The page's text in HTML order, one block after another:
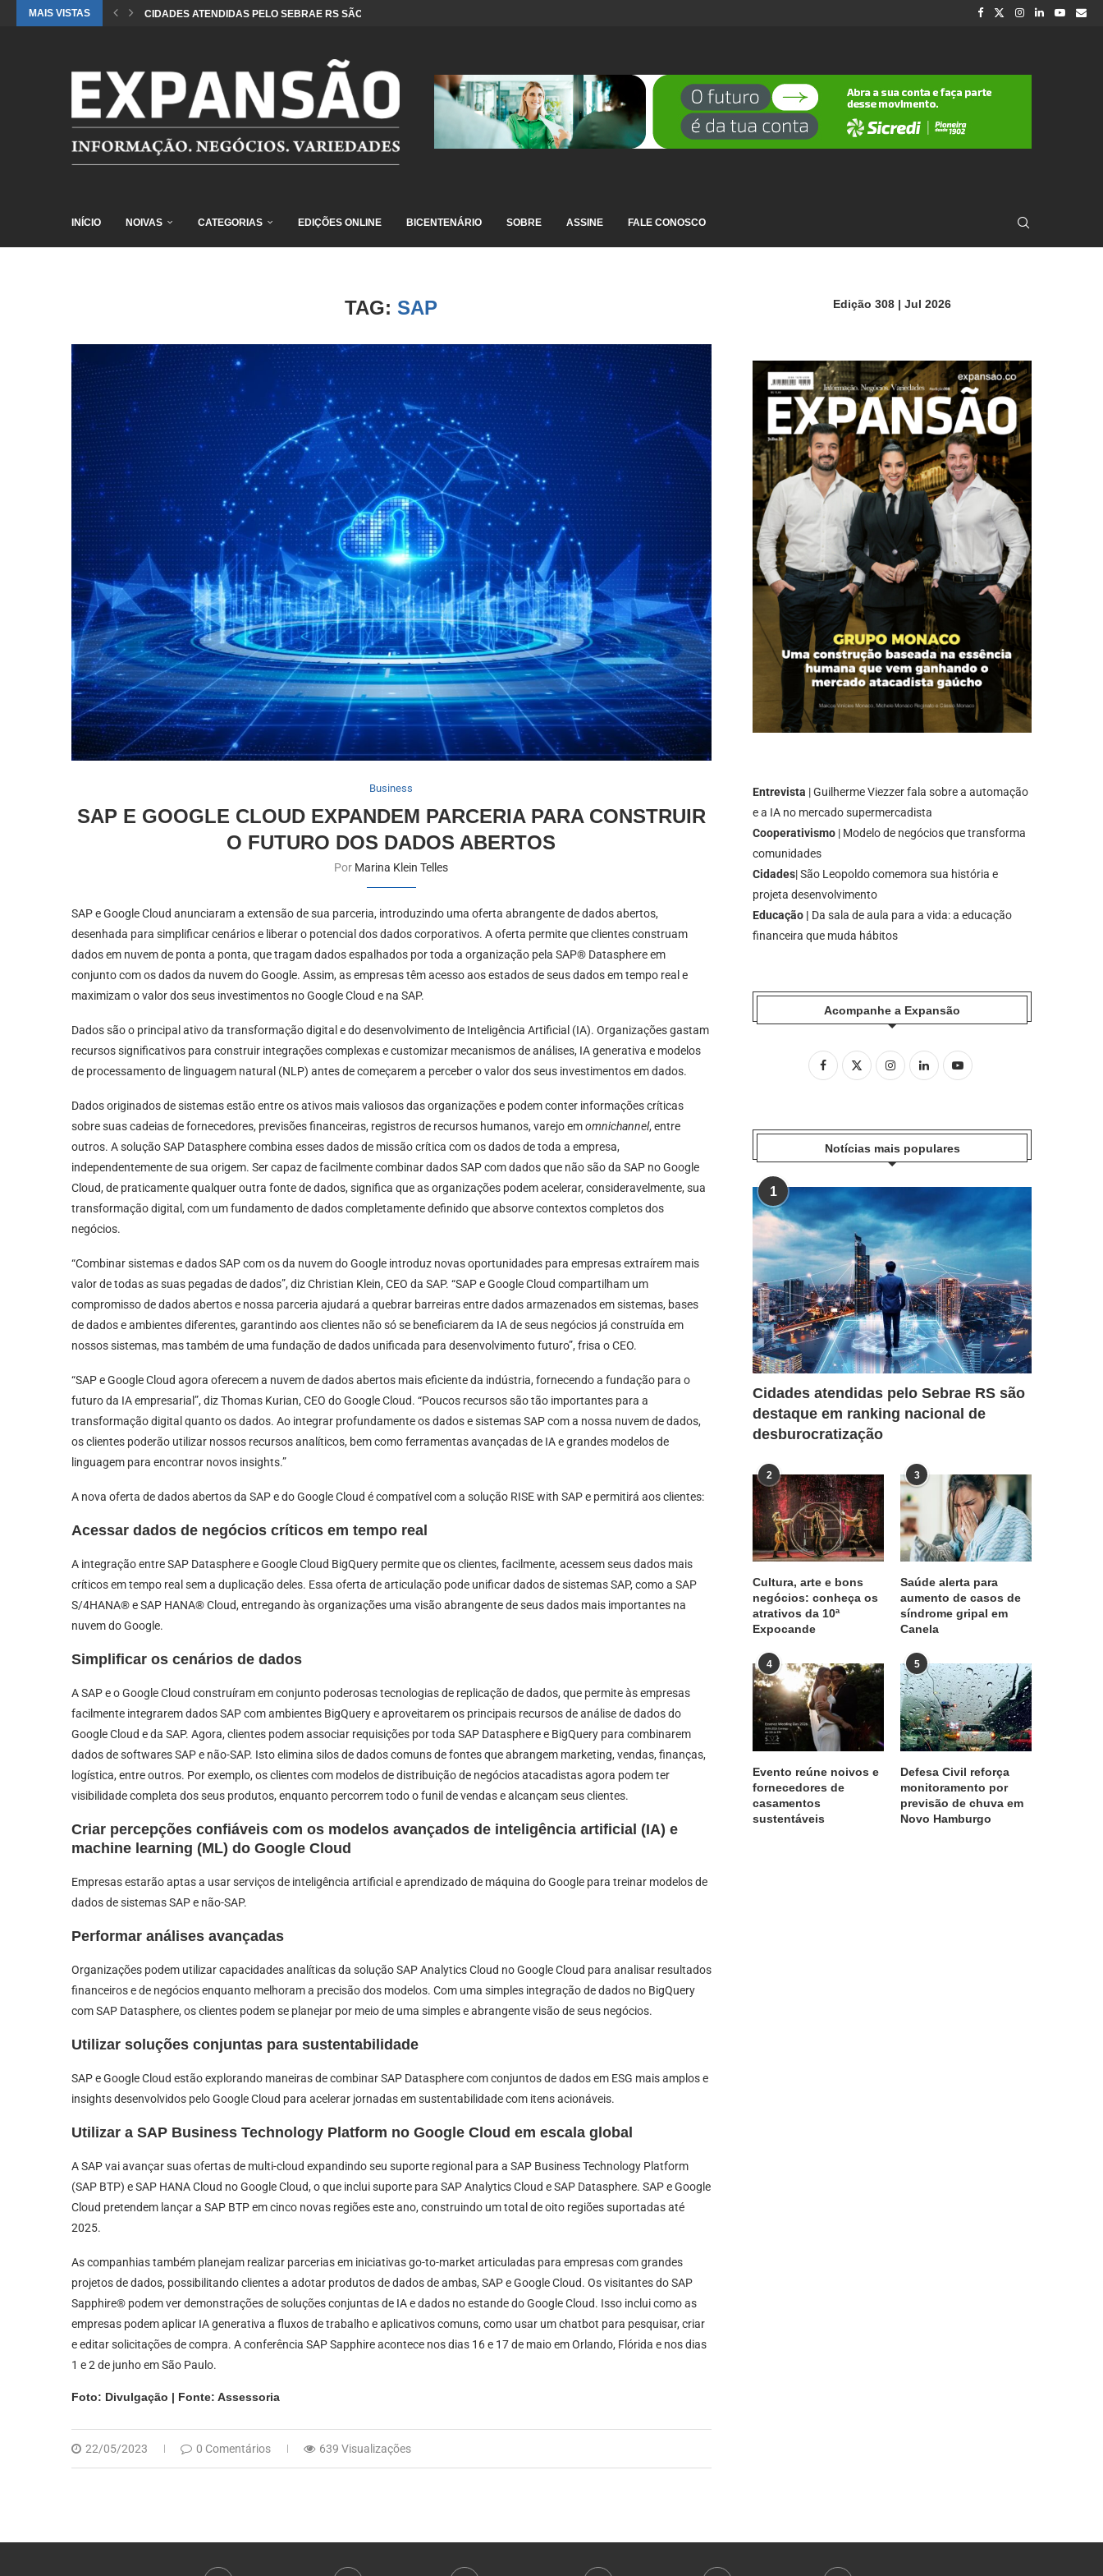
MAIS VISTAS CIDADES ATENDIDAS PELO SEBRAE RS SÃO DESTAQUE EM RANKING NACIONAL...
INÍCIO NOIVAS CATEGORIAS EDIÇÕES ONLINE BICENTENÁRIO SOBRE ASSINE FALE CONOSCO
TAG:SAP
Business
SAP E GOOGLE CLOUD EXPANDEM PARCERIA PARA CONSTRUIR
O FUTURO DOS DADOS ABERTOS
Por Marina Klein Telles
SAP e Google Cloud anunciaram a extensão de sua parceria, introduzindo uma oferta abrangente de dados abertos,
desenhada para simplificar cenários e liberar o potencial dos dados corporativos. A oferta permite que clientes construam
dados em nuvem de ponta a ponta, que tragam dados espalhados por toda a organização pela SAP® Datasphere em
conjunto com os dados da nuvem do Google. Assim, as empresas têm acesso aos estados de seus dados em tempo real e
maximizam o valor dos seus investimentos no Google Cloud e na SAP.
Dados são o principal ativo da transformação digital e do desenvolvimento de Inteligência Artificial (IA). Organizações gastam
recursos significativos para construir integrações complexas e customizar mecanismos de análises, IA generativa e modelos
de processamento de linguagem natural (NLP) antes de começarem a perceber o valor dos seus investimentos em dados.
Dados originados de sistemas estão entre os ativos mais valiosos das organizações e podem conter informações críticas
sobre suas cadeias de fornecedores, previsões financeiras, registros de recursos humanos, varejo emomnichannel, entre
outros. A solução SAP Datasphere combina esses dados de missão crítica com os dados de toda a empresa,
independentemente de sua origem. Ser capaz de facilmente combinar dados SAP com dados que não são da SAP no Google
Cloud, de praticamente qualquer outra fonte de dados, significa que as organizações podem acelerar, consideravelmente, sua
transformação digital, com um fundamento de dados completamente definido que absorve contextos completos dos
negócios.
“Combinar sistemas e dados SAP com os da nuvem do Google introduz novas oportunidades para empresas extraírem mais
valor de todas as suas pegadas de dados”, diz Christian Klein, CEO da SAP. “SAP e Google Cloud compartilham um
compromisso de dados abertos e nossa parceria ajudará a quebrar barreiras entre dados armazenados em sistemas, bases
de dados e ambientes diferentes, garantindo aos clientes não só se beneficiarem da IA de seus negócios já construída em
nossos sistemas, mas também de uma fundação de dados unificada para desenvolvimento futuro”, frisa o CEO.
“SAP e Google Cloud agora oferecem a nuvem de dados abertos mais eficiente da indústria, fornecendo a fundação para o
futuro da IA empresarial”, diz Thomas Kurian, CEO do Google Cloud. “Poucos recursos são tão importantes para a
transformação digital quanto os dados. Ao integrar profundamente os dados e sistemas SAP com a nossa nuvem de dados,
os clientes poderão utilizar nossos recursos analíticos, bem como ferramentas avançadas de IA e grandes modelos de
linguagem para encontrar novos insights.”
A nova oferta de dados abertos da SAP e do Google Cloud é compatível com a solução RISE with SAP e permitirá aos clientes:
Acessar dados de negócios críticos em tempo real
A integração entre SAP Datasphere e Google Cloud BigQuery permite que os clientes, facilmente, acessem seus dados mais
críticos em tempo real sem a duplicação deles. Essa oferta de articulação pode unificar dados de sistemas SAP, como a SAP
S/4HANA® e SAP HANA® Cloud, entregando às organizações uma visão abrangente de seus dados mais importantes na
nuvem do Google.
Simplificar os cenários de dados
A SAP e o Google Cloud construíram em conjunto poderosas tecnologias de replicação de dados, que permite às empresas
facilmente integrarem dados SAP com ambientes BigQuery e aproveitarem os principais recursos de análise de dados do
Google Cloud e da SAP. Agora, clientes podem associar requisições por toda SAP Datasphere e BigQuery para combinarem
dados de softwares SAP e não-SAP. Isto elimina silos de dados comuns de fontes que abrangem marketing, vendas, finanças,
logística, entre outros. Por exemplo, os clientes com modelos de distribuição de negócios atacadistas agora podem ter
visibilidade completa dos seus produtos, enquanto percorrem todo o funil de vendas e alcançam seus clientes.
Criar percepções confiáveis com os modelos avançados de inteligência artificial (IA) e
machine learning (ML) do Google Cloud
Empresas estarão aptas a usar serviços de inteligência artificial e aprendizado de máquina do Google para treinar modelos de
dados de sistemas SAP e não-SAP.
Performar análises avançadas
Organizações podem utilizar capacidades analíticas da solução SAP Analytics Cloud no Google Cloud para analisar resultados
financeiros e de negócios enquanto melhoram a precisão dos modelos. Com uma simples integração de dados no BigQuery
com SAP Datasphere, os clientes podem se planejar por meio de uma simples e abrangente visão de seus negócios.
Utilizar soluções conjuntas para sustentabilidade
SAP e Google Cloud estão explorando maneiras de combinar SAP Datasphere com conjuntos de dados em ESG mais amplos e
insights desenvolvidos pelo Google Cloud para acelerar jornadas em sustentabilidade com itens acionáveis.
Utilizar a SAP Business Technology Platform no Google Cloud em escala global
A SAP vai avançar suas ofertas de multi-cloud expandindo seu suporte regional para a SAP Business Technology Platform
(SAP BTP) e SAP HANA Cloud no Google Cloud, o que inclui suporte para SAP Analytics Cloud e SAP Datasphere. SAP e Google
Cloud pretendem lançar a SAP BTP em cinco novas regiões este ano, construindo um total de oito regiões suportadas até
2025.
As companhias também planejam realizar parcerias em iniciativas go-to-market articuladas para empresas com grandes
projetos de dados, possibilitando clientes a adotar produtos de dados de ambas, SAP e Google Cloud. Os visitantes do SAP
Sapphire® podem ver demonstrações de soluções conjuntas de IA e dados no estande do Google Cloud. Isso inclui como as
empresas podem aplicar IA generativa a fluxos de trabalho e aplicativos comuns, como usar um chatbot para pesquisar, criar
e editar solicitações de compra. A conferência SAP Sapphire acontece nos dias 16 e 17 de maio em Orlando, Flórida e nos dias
1 e 2 de junho em São Paulo.
Foto: Divulgação | Fonte: Assessoria
22/05/2023 0 Comentários 639 Visualizações
Edição 308 | Jul 2026
Entrevista | Guilherme Viezzer fala sobre a automação
e a IA no mercado supermercadista
Cooperativismo | Modelo de negócios que transforma
comunidades
Cidades| São Leopoldo comemora sua história e
projeta desenvolvimento
Educação | Da sala de aula para a vida: a educação
financeira que muda hábitos
Acompanhe a Expansão
Notícias mais populares
1
Cidades atendidas pelo Sebrae RS são
destaque em ranking nacional de
desburocratização
2
Cultura, arte e bons
negócios: conheça os
atrativos da 10ª
Expocande
3
Saúde alerta para
aumento de casos de
síndrome gripal em
Canela
4
Evento reúne noivos e
fornecedores de
casamentos
sustentáveis
5
Defesa Civil reforça
monitoramento por
previsão de chuva em
Novo Hamburgo